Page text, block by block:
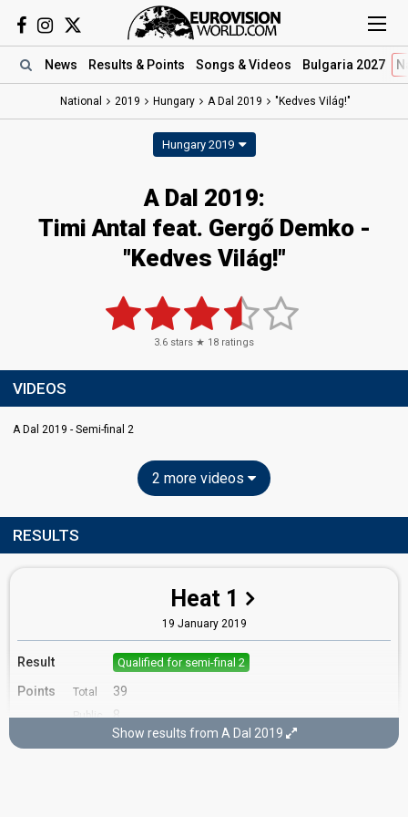
News Results & Points Songs & Videos Bulgaria 2027
National 2019 Hungary A Dal 2019 "Kedves Világ!"
Hungary 2019
A Dal 2019:
Timi Antal feat. Gergő Demko -
"Kedves Világ!"
3.6 stars ★ 18 ratings
VIDEOS
A Dal 2019 - Semi-final 2
2 more videos
RESULTS
Heat 1
19 January 2019
Result Qualified for semi-final 2
Points Total 39
Public 8
31
Show results from A Dal 2019